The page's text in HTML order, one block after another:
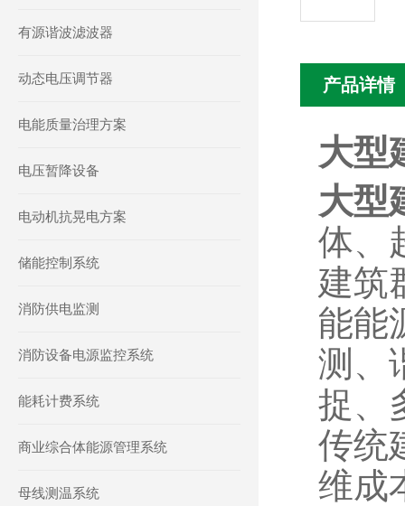
有源谐波滤波器
动态电压调节器
电能质量治理方案
电压暂降设备
电动机抗晃电方案
储能控制系统
消防供电监测
消防设备电源监控系统
能耗计费系统
商业综合体能源管理系统
母线测温系统
产品详情
大型
大型
体、
建筑
能能
测、
捉、
传统
维成